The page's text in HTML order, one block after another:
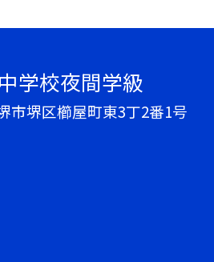
学校夜間学級
市堺区櫛屋町東3丁2番1号